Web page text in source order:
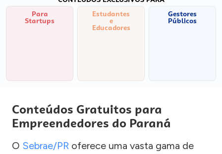
Para
Startups
Estudantes
e
Educadores
Gestores
Públicos
Conteúdos Gratuitos para
Empreendedores do Paraná
O Sebrae/PR oferece uma vasta gama de